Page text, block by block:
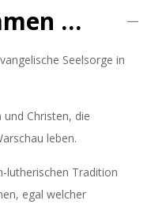
…
Seelsorge in
Christen, die
leben.
lutherischen Tradition
egal welcher